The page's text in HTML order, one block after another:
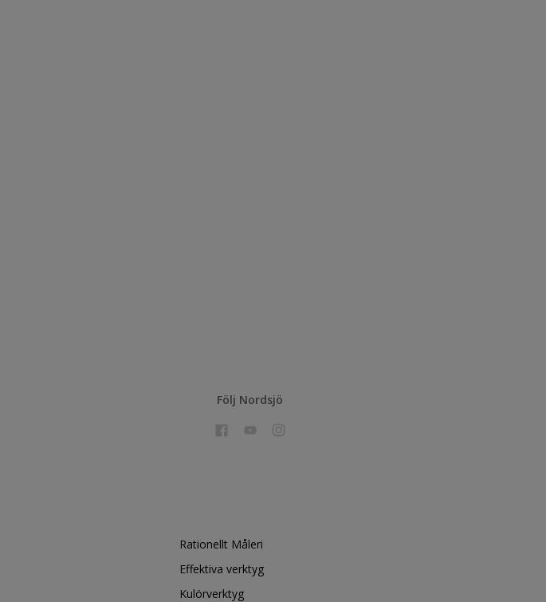
Följ Nordsjö
Rationellt Måleri
Effektiva verktyg
Kulörverktyg